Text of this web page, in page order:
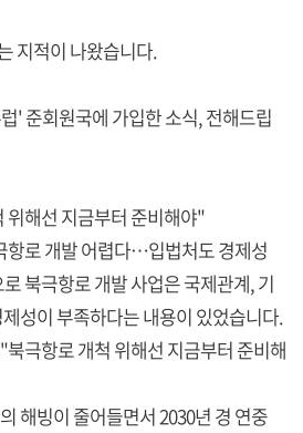
지적이 나왔습니다.
' 준회원국에 가입한 소식, 전해드립
위해선 지금부터 준비해야"
항로 개발 어렵다…입법처도 경제성
북극항로 개발 사업은 국제관계, 기
성이 부족하다는 내용이 있었습니다.
극항로 개척 위해선 지금부터 준비해
해빙이 줄어들면서 2030년 경 연중